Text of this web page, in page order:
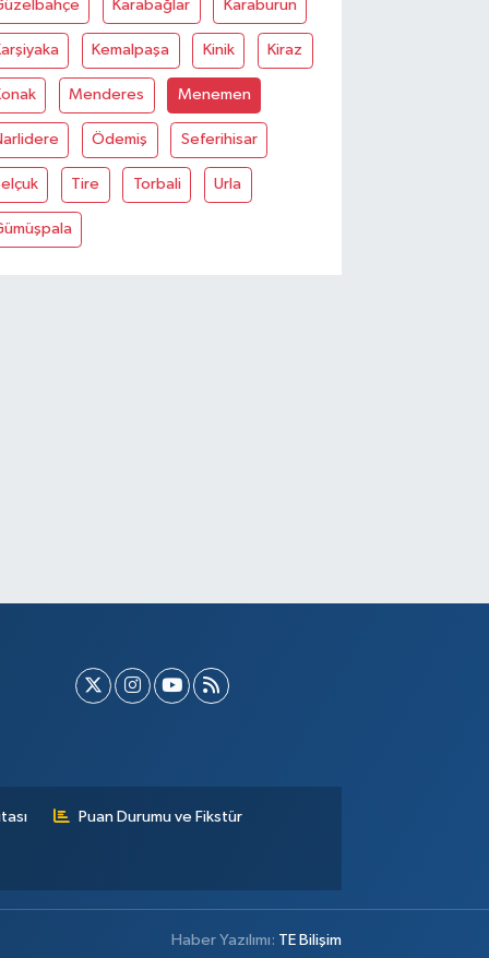
Karabağlar Karaburun
Kemalpaşa Kinik Kiraz
Menderes Menemen
Ödemiş Seferihisar
Tire Torbali Urla
Puan Durumu ve Fikstür
Haber Yazılımı: TE Bilişim